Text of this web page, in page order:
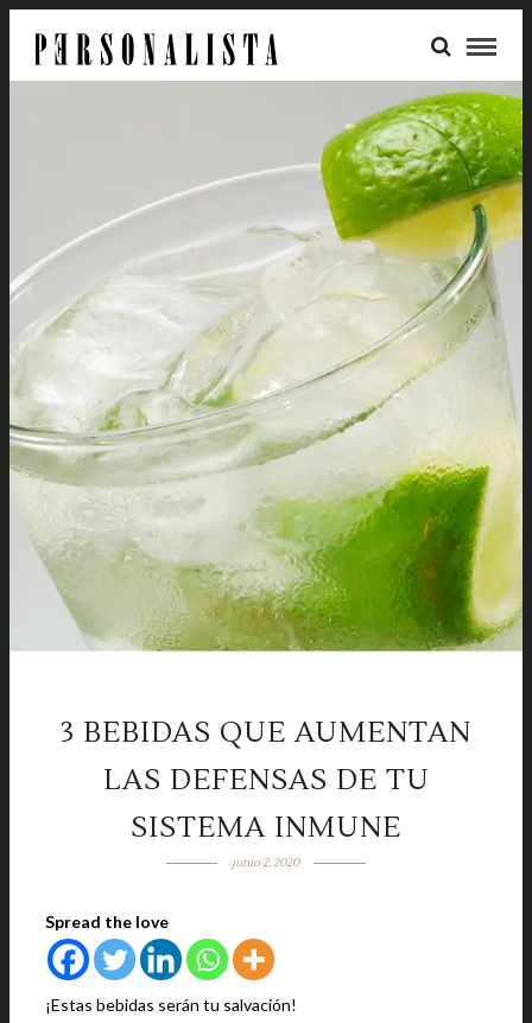
3 BEBIDAS QUE AUMENTAN
LAS DEFENSAS DE TU
SISTEMA INMUNE
junio 2, 2020
Spread the love
¡Estas bebidas serán tu salvación!